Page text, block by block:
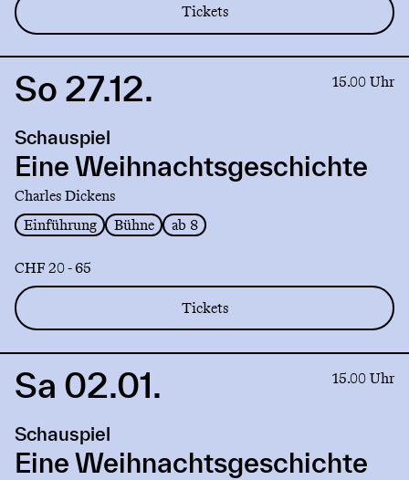
Tickets
Link
Eine
Weihnachtsgeschichte
So 27.12. 15.00 Uhr
Schauspiel
Eine Weihnachtsgeschichte
Charles Dickens
Einführung
Bühne ab 8
CHF 20 - 65
Tickets
Link
Eine
Weihnachtsgeschichte
Sa 02.01. 15.00 Uhr
Schauspiel
Eine Weihnachtsgeschichte